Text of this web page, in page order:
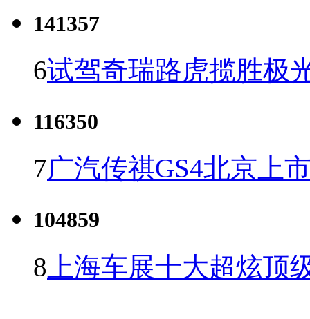
141357
6试驾奇瑞路虎揽胜极
116350
7广汽传祺GS4北京上
104859
8 上海车展十大超炫顶